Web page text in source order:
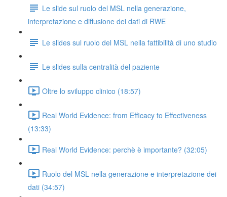
Le slide sul ruolo del MSL nella generazione,
interpretazione e diffusione dei dati di RWE
Le slides sul ruolo del MSL nella fattibilità di uno studio
Le slides sulla centralità del paziente
Oltre lo sviluppo clinico (18:57)
Real World Evidence: from Efficacy to Effectiveness
(13:33)
Real World Evidence: perchè è importante? (32:05)
Ruolo del MSL nella generazione e interpretazione dei
dati (34:57)